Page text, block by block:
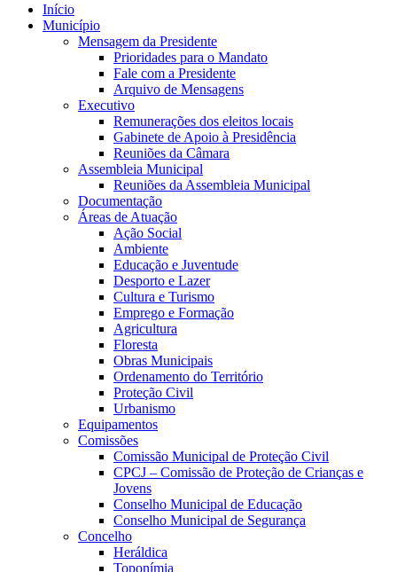
Início
Município
Mensagem da Presidente
Prioridades para o Mandato
Fale com a Presidente
Arquivo de Mensagens
Executivo
Remunerações dos eleitos locais
Gabinete de Apoio à Presidência
Reuniões da Câmara
Assembleia Municipal
Reuniões da Assembleia Municipal
Documentação
Áreas de Atuação
Ação Social
Ambiente
Educação e Juventude
Desporto e Lazer
Cultura e Turismo
Emprego e Formação
Agricultura
Floresta
Obras Municipais
Ordenamento do Território
Proteção Civil
Urbanismo
Equipamentos
Comissões
Comissão Municipal de Proteção Civil
CPCJ – Comissão de Proteção de Crianças e
Jovens
Conselho Municipal de Educação
Conselho Municipal de Segurança
Concelho
Heráldica
Toponímia